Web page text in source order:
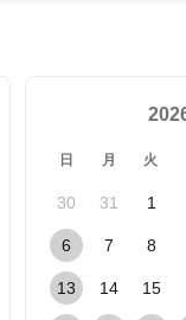
日 月 火
30 31 1
6 7 8
13 14 15